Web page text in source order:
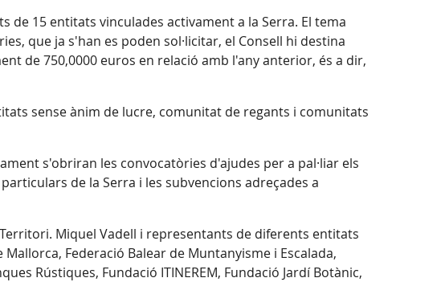
15 entitats vinculades activament a la Serra. El tema
que ja s'han es poden sol·licitar, el Consell hi destina
de 750,0000 euros en relació amb l'any anterior, és a dir,
sense ànim de lucre, comunitat de regants i comunitats
s'obriran les convocatòries d'ajudes per a pal·liar els
de la Serra i les subvencions adreçades a
Miquel Vadell i representants de diferents entitats
Mallorca, Federació Balear de Muntanyisme i Escalada,
Rústiques, Fundació ITINEREM, Fundació Jardí Botànic,